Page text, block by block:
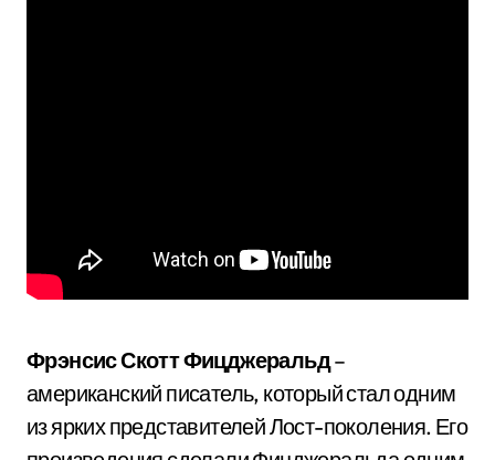
Фрэнсис Скотт Фицджеральд–
американский писатель, который стал одним
из ярких представителей Лост-поколения. Его